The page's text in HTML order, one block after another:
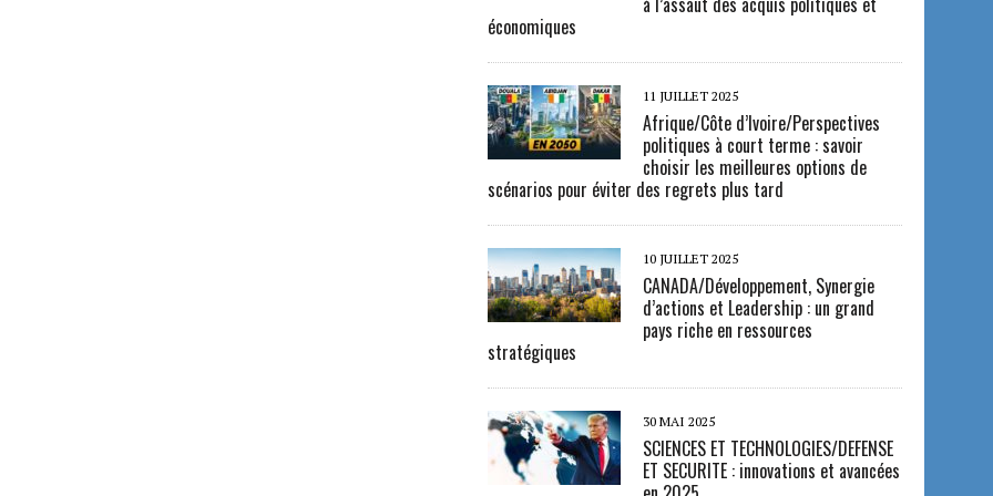
économiques
11 JUILLET 2025
Afrique/Côte d’Ivoire/Perspectives
politiques à court terme : savoir
choisir les meilleures options de
scénarios pour éviter des regrets plus tard
10 JUILLET 2025
CANADA/Développement, Synergie
d’actions et Leadership : un grand
pays riche en ressources
stratégiques
30 MAI 2025
SCIENCES ET TECHNOLOGIES/DEFENSE
ET SECURITE : innovations et avancées